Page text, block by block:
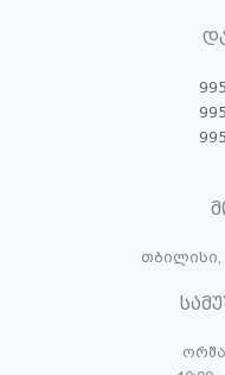
თბილისი,